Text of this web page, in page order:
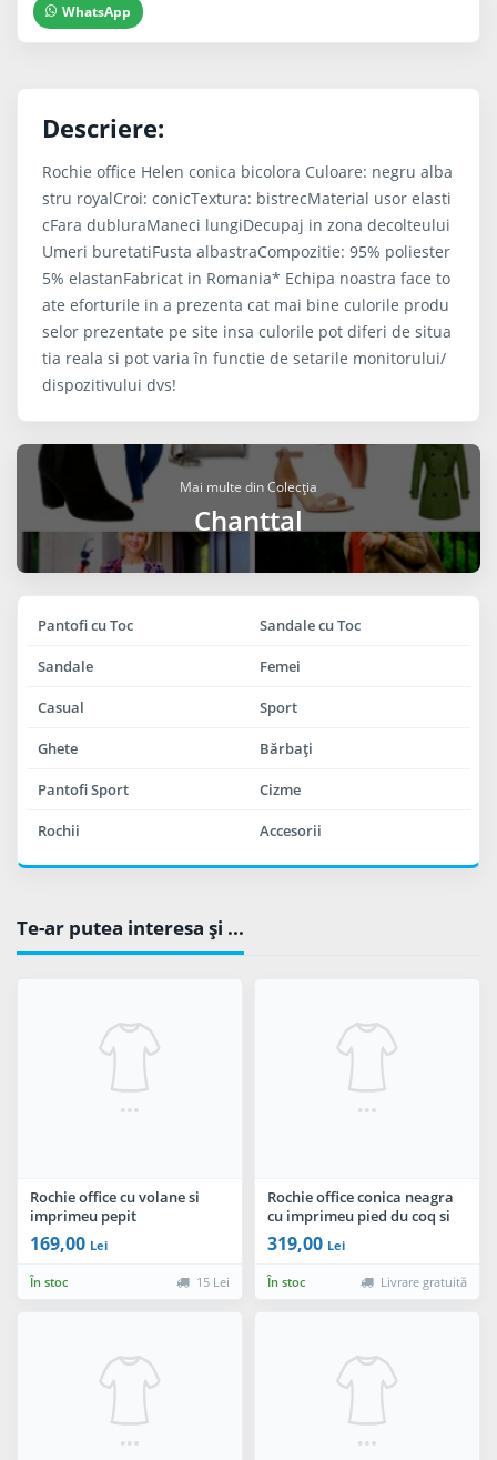
WhatsApp
Descriere:
Rochie office Helen conica bicolora Culoare: negru alba
stru royalCroi: conicTextura: bistrecMaterial usor elasti
cFara dubluraManeci lungiDecupaj in zona decolteului
Umeri buretatiFusta albastraCompozitie: 95% poliester
5% elastanFabricat in Romania* Echipa noastra face to
ate eforturile in a prezenta cat mai bine culorile produ
selor prezentate pe site insa culorile pot diferi de situa
tia reala si pot varia în functie de setarile monitorului/
dispozitivului dvs!
Mai multe din Colecția
Chanttal
Pantofi cu Toc Sandale cu Toc
Sandale Femei
Casual Sport
Ghete Bărbaţi
Pantofi Sport Cizme
Rochii Accesorii
Te-ar putea interesa şi ...
Rochie office cu volane si
imprimeu pepit
169,00 Lei
În stoc 15 Lei
Rochie office conica neagra
cu imprimeu pied du coq si
curea in talie
319,00 Lei
În stoc Livrare gratuită